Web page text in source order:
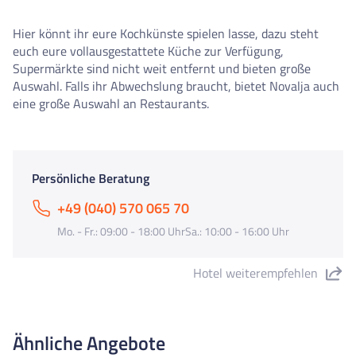
Hier könnt ihr eure Kochkünste spielen lasse, dazu steht
euch eure vollausgestattete Küche zur Verfügung,
Supermärkte sind nicht weit entfernt und bieten große
Auswahl. Falls ihr Abwechslung braucht, bietet Novalja auch
eine große Auswahl an Restaurants.
Persönliche Beratung
+49 (040) 570 065 70
Mo. - Fr.: 09:00 - 18:00 UhrSa.: 10:00 - 16:00 Uhr
Hotel weiterempfehlen
Ähnliche Angebote